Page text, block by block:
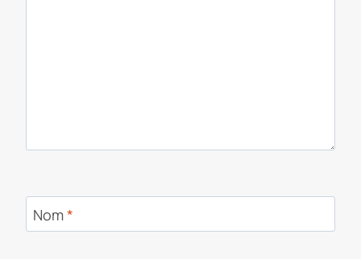
Nom*